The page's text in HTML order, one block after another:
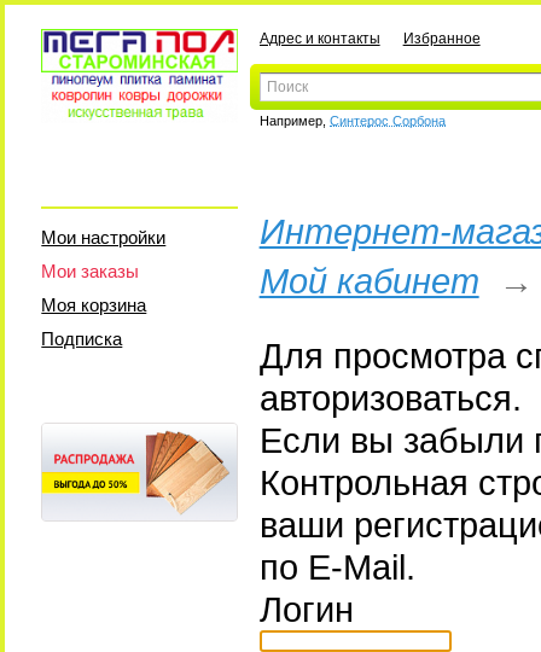
Адрес и контакты Избранное
Например, Синтерос Сорбона
Мои настройки
Мои заказы
Моя корзина
Подписка
Интернет-
Мой кабинет
Для просмотра
авторизоваться.
Если вы забыли
Контрольная
ваши
по E-Mail.
Логин